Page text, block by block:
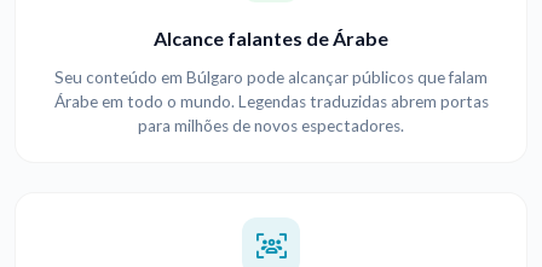
Alcance falantes de Árabe
Seu conteúdo em Búlgaro pode alcançar públicos que falam
Árabe em todo o mundo. Legendas traduzidas abrem portas
para milhões de novos espectadores.